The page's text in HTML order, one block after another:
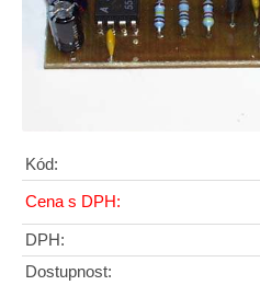
Kód:
Cena s DPH:
DPH:
Dostupnost: